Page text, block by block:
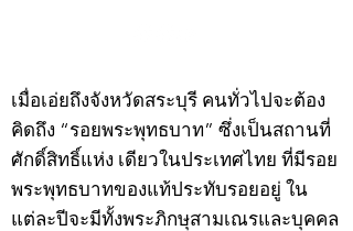
เมื่อเอ่ยถึงจังหวัดสระบุรี คนทั่วไปจะต้อง
คิดถึง “รอยพระพุทธบาท” ซึ่งเป็นสถานที่
ศักดิ์สิทธิ์แห่ง เดียวในประเทศไทย ที่มีรอย
พระพุทธบาทของแท้ประทับรอยอยู่ ใน
แต่ละปีจะมีทั้งพระภิกษุสามเณรและบุคคล